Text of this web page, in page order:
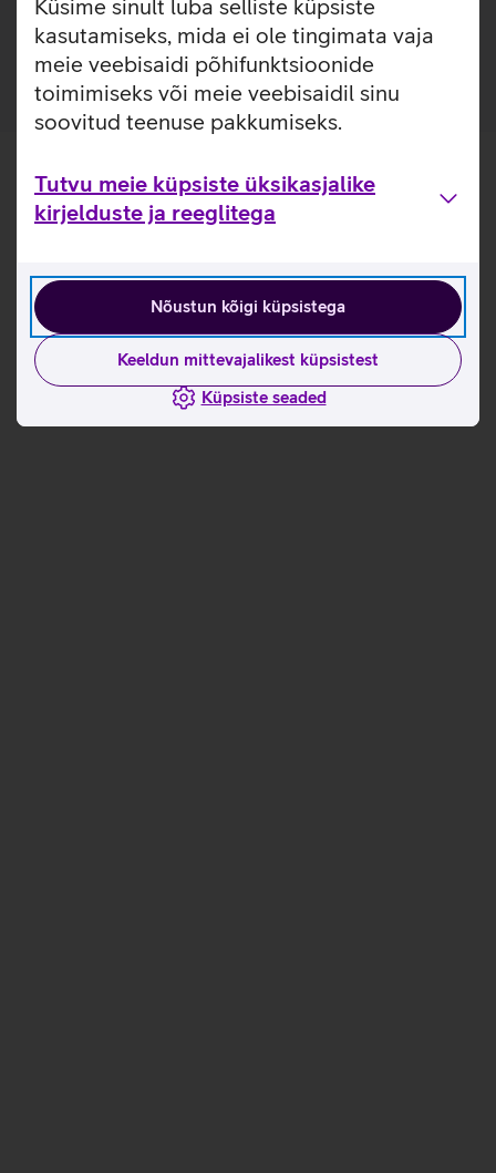
Küsime sinult luba selliste küpsiste
kasutamiseks, mida ei ole tingimata vaja
meie veebisaidi põhifunktsioonide
toimimiseks või meie veebisaidil sinu
soovitud teenuse pakkumiseks.
Tutvu meie küpsiste üksikasjalike
kirjelduste ja reeglitega
Nõustun kõigi küpsistega
Keeldun mittevajalikest küpsistest
Küpsiste seaded
Ümbris on valmistatud 35% taaskasutatud materjalidest.